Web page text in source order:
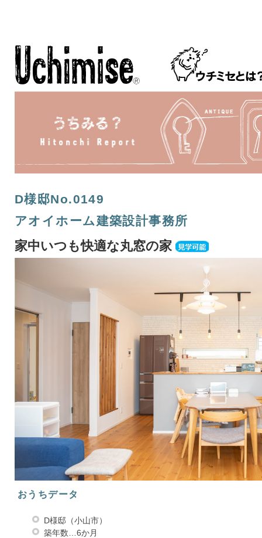
D様邸No.0149
アオイホーム建築設計事務所
家中いつも快適な丸窓の家
おうちデータ
D様邸（小山市）
築年数…6か月